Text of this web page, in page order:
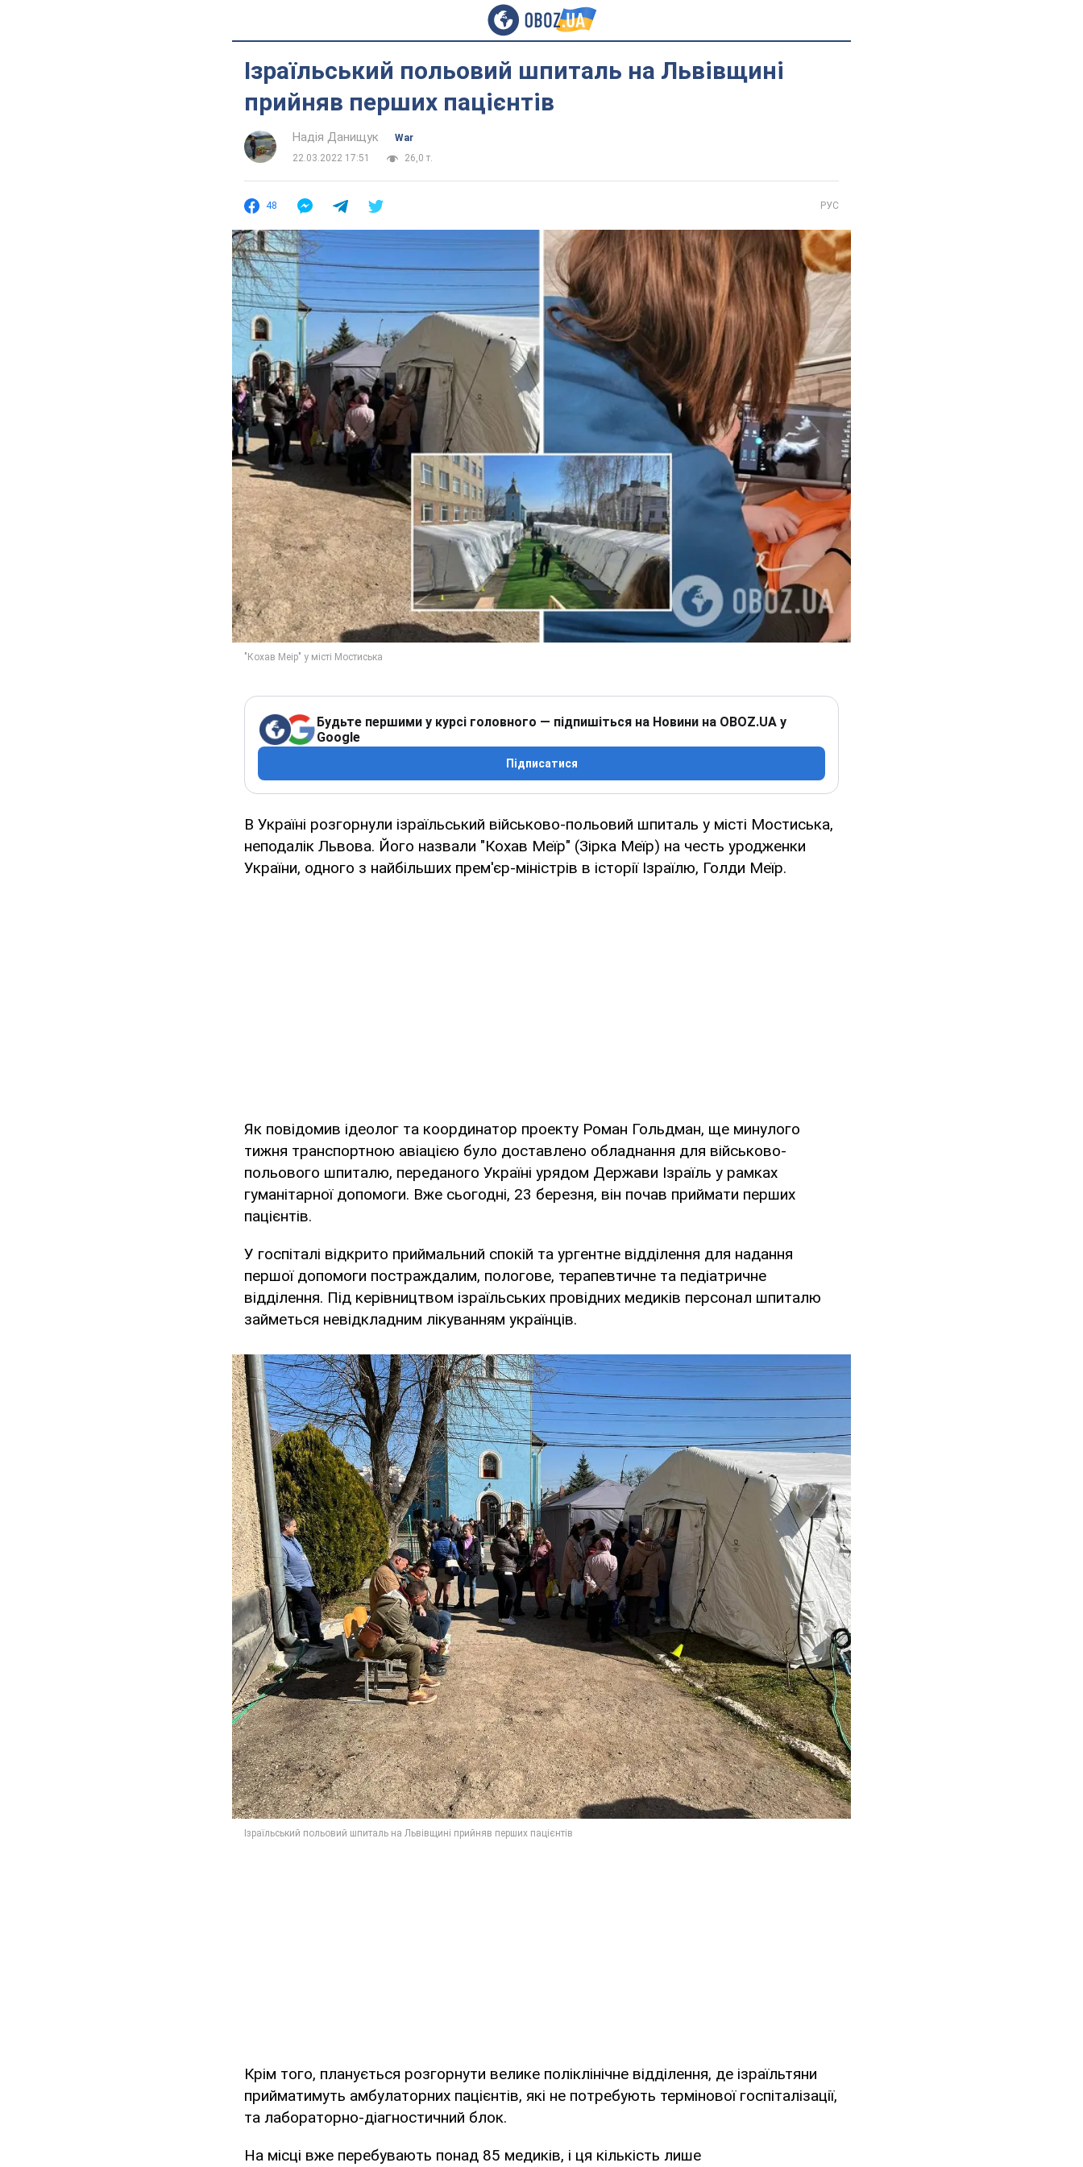
Ізраїльський польовий шпиталь на Львівщині
прийняв перших пацієнтів
Надія Данищук
War
22.03.2022 17:51
26,0 т.
48 РУС
Будьте першими у курсі головного — підпишіться на Новини на OBOZ.UA у
Google
Підписатися
В Україні розгорнули ізраїльський військово-польовий шпиталь у місті Мостиська,
неподалік Львова. Його назвали "Кохав Меїр" (Зірка Меїр) на честь уродженки
України, одного з найбільших прем'єр-міністрів в історії Ізраїлю, Голди Меїр.
Як повідомив ідеолог та координатор проекту Роман Гольдман, ще минулого
тижня транспортною авіацією було доставлено обладнання для військово-
польового шпиталю, переданого Україні урядом Держави Ізраїль у рамках
гуманітарної допомоги. Вже сьогодні, 23 березня, він почав приймати перших
пацієнтів.
У госпіталі відкрито приймальний спокій та ургентне відділення для надання
першої допомоги постраждалим, пологове, терапевтичне та педіатричне
відділення. Під керівництвом ізраїльських провідних медиків персонал шпиталю
займеться невідкладним лікуванням українців.
Крім того, планується розгорнути велике поліклінічне відділення, де ізраїльтяни
прийматимуть амбулаторних пацієнтів, які не потребують термінової госпіталізації,
та лабораторно-діагностичний блок.
На місці вже перебувають понад 85 медиків, і ця кількість лише